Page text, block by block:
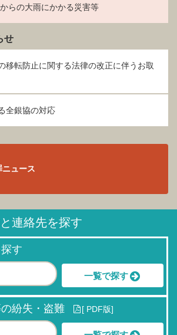
らの大雨にかかる災害等
せ
移転防止に関する法律の改正に伴うお取
全銀協の対応
ュース
連絡先を探す
す
一覧で探す
紛失・盗難 [ PDF版]